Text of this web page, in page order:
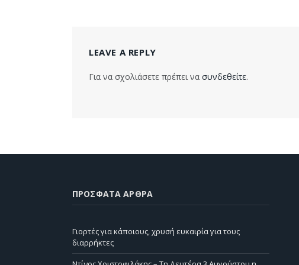
LEAVE A REPLY
Για να σχολιάσετε πρέπει να συνδεθείτε.
ΠΡΌΣΦΑΤΑ ΆΡΘΡΑ
Γιορτές για κάποιους, χρυσή ευκαιρία για τους
διαρρήκτες